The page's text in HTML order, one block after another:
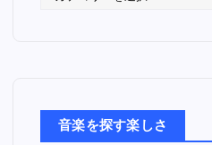
音楽を探す楽しさ